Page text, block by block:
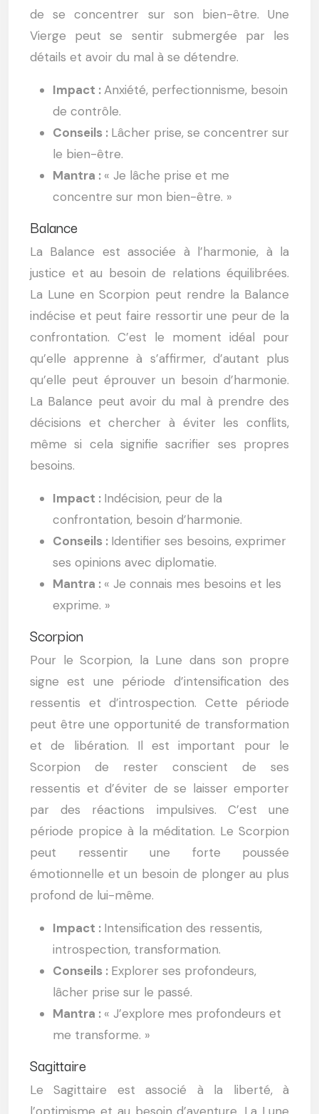
de se concentrer sur son bien-être. Une
Vierge peut se sentir submergée par les
détails et avoir du mal à se détendre.
Impact :Anxiété, perfectionnisme, besoin
de contrôle.
Conseils : Lâcher prise, se concentrer sur
le bien-être.
Mantra : « Je lâche prise et me
concentre sur mon bien-être. »
Balance
La Balance est associée à l’harmonie, à la
justice et au besoin de relations équilibrées.
La Lune en Scorpion peut rendre la Balance
indécise et peut faire ressortir une peur de la
confrontation. C’est le moment idéal pour
qu’elle apprenne à s’affirmer, d’autant plus
qu’elle peut éprouver un besoin d’harmonie.
La Balance peut avoir du mal à prendre des
décisions et chercher à éviter les conflits,
même si cela signifie sacrifier ses propres
besoins.
Impact : Indécision, peur de la
confrontation, besoin d’harmonie.
Conseils : Identifier ses besoins, exprimer
ses opinions avec diplomatie.
Mantra : « Je connais mes besoins et les
exprime. »
Scorpion
Pour le Scorpion, la Lune dans son propre
signe est une période d’intensification des
ressentis et d’introspection. Cette période
peut être une opportunité de transformation
et de libération. Il est important pour le
Scorpion de rester conscient de ses
ressentis et d’éviter de se laisser emporter
par des réactions impulsives. C’est une
période propice à la méditation. Le Scorpion
peut ressentir une forte poussée
émotionnelle et un besoin de plonger au plus
profond de lui-même.
Impact : Intensification des ressentis,
introspection, transformation.
Conseils : Explorer ses profondeurs,
lâcher prise sur le passé.
Mantra : « J’explore mes profondeurs et
me transforme. »
Sagittaire
Le Sagittaire est associé à la liberté, à